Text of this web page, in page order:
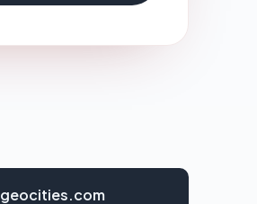
geocities.com